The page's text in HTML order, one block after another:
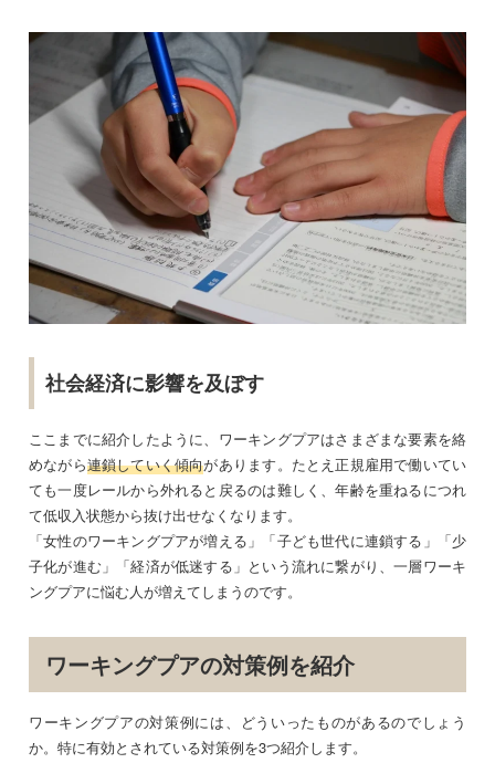
社会経済に影響を及ぼす
ここまでに紹介したように、ワーキングプアはさまざまな要素を絡
めながら連鎖していく傾向があります。たとえ正規雇用で働いてい
ても一度レールから外れると戻るのは難しく、年齢を重ねるにつれ
て低収入状態から抜け出せなくなります。
「女性のワーキングプアが増える」「子ども世代に連鎖する」「少
子化が進む」「経済が低迷する」という流れに繋がり、一層ワーキ
ングプアに悩む人が増えてしまうのです。
ワーキングプアの対策例を紹介
ワーキングプアの対策例には、どういったものがあるのでしょう
か。特に有効とされている対策例を3つ紹介します。